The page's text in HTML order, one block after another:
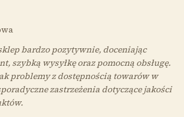
bardzo pozytywnie, doceniając
szybką wysyłkę oraz pomocną obsługę.
problemy z dostępnością towarów w
zastrzeżenia dotyczące jakości